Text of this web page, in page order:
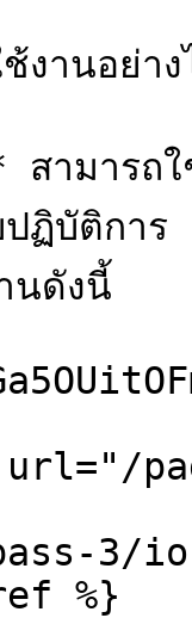
านอย่าง
ามารถใ
ปฏิบัติกา
นดังนี้
3/
%}